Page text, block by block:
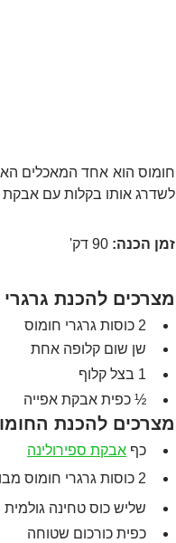
לשדרג אותו בקלות עם אבקת
זמן הכנה:
מצרכים להכנת
2 כוסות גרגרי חומוס
שן שום קלופה אחת
1 בצל קלוף
½ כפית אבקת אפייה
מצרכים להכנת
כף אבקת ספירולינה
2 כוסות גרגרי חומוס מבושלים היטב
שליש כוס טחינה גולמית
כפית כורכום שטוחה